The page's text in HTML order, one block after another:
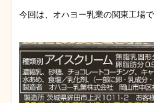
今回は、オハヨー乳業の関東工場で